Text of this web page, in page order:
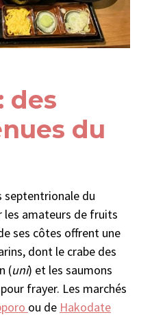
des
du
septentrionale du
les amateurs de fruits
ses côtes offrent une
dont le crabe des
(uni) et les saumons
frayer. Les marchés
ou de Hakodate